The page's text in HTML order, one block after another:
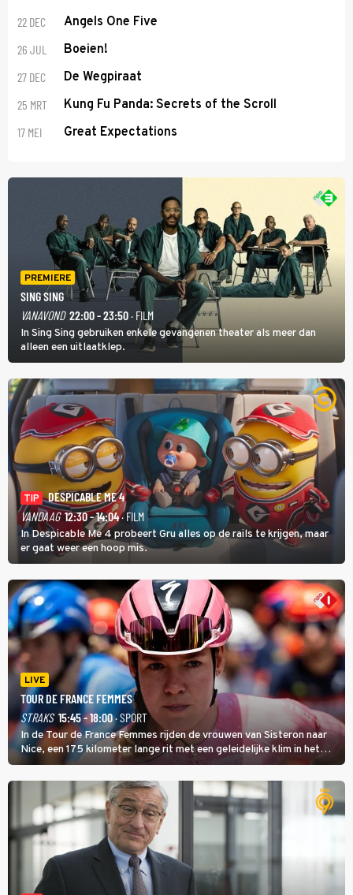
22 DEC Angels One Five
26 JUL Boeien!
27 DEC De Wegpiraat
25 MRT Kung Fu Panda: Secrets of the Scroll
17 MEI Great Expectations
PREMIERE
SING SING
VANAVOND 22:00 - 23:50· FILM
In Sing Sing gebruiken enkele gevangenen theater als meer dan
alleen een uitlaatklep.
TIP
DESPICABLE ME 4
VANDAAG 12:30 - 14:04· FILM
In Despicable Me 4 probeert Gru alles op de rails te krijgen, maar
er gaat weer een hoop mis.
LIVE
TOUR DE FRANCE FEMMES
STRAKS 15:45 - 18:00· SPORT
In de Tour de France Femmes rijden de vrouwen van Sisteron naar
Nice, een 175 kilometer lange rit met een geleidelijke klim in het
midden. Dat is mogelijk niet de zwaarste hindernis, dat is de
temperatuur. Het kan in Nice namelijk bloedheet worden.